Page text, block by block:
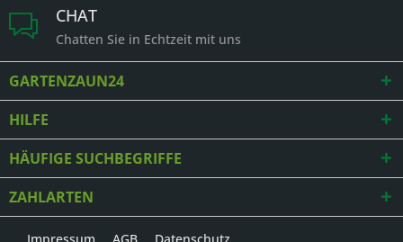
CHAT
Chatten Sie in Echtzeit mit uns
GARTENZAUN24
HILFE
HÄUFIGE SUCHBEGRIFFE
ZAHLARTEN
Impressum AGB Datenschutz